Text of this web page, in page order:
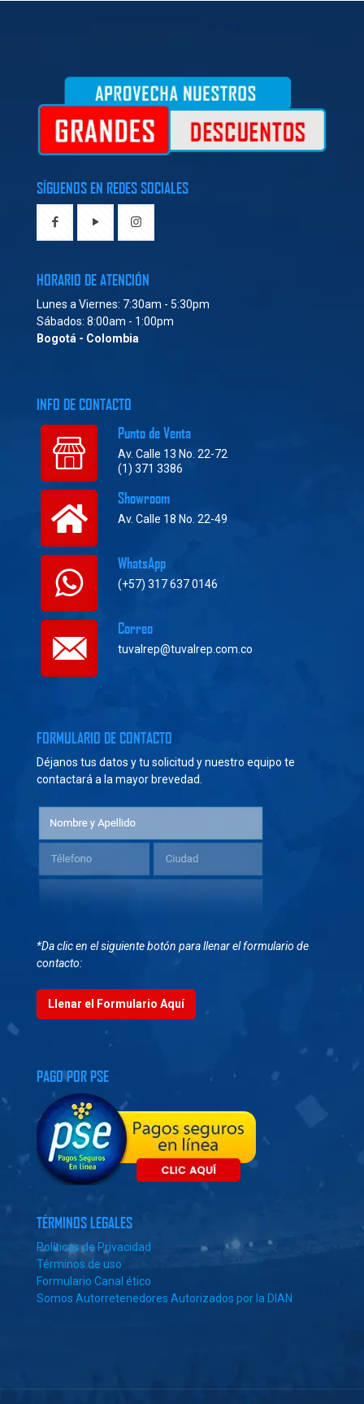
SÍGUENOS EN REDES SOCIALES
HORARIO DE ATENCIÓN
Lunes a Viernes: 7:30am - 5:30pm
Sábados: 8:00am - 1:00pm
Bogotá - Colombia
INFO DE CONTACTO
Punto de Venta
Av. Calle 13 No. 22-72
(1) 371 3386
Showroom
Av. Calle 18 No. 22-49
WhatsApp
(+57) 317 637 0146
Correo
tuvalrep@tuvalrep.com.co
FORMULARIO DE CONTACTO
Déjanos tus datos y tu solicitud y nuestro equipo te
contactará a la mayor brevedad.
*Da clic en el siguiente botón para llenar el formulario de
contacto:
Llenar el Formulario Aquí
PAGO POR PSE
TÉRMINOS LEGALES
Políticas de Privacidad
Términos de uso
Formulario Canal ético
Somos Autorretenedores Autorizados por la DIAN